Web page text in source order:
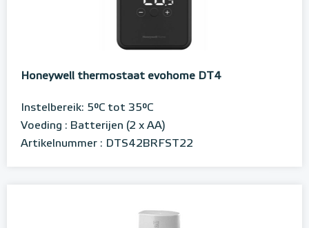
Honeywell thermostaat evohome DT4
Instelbereik: 5°C tot 35°C
Voeding : Batterijen (2 x AA)
Artikelnummer : DTS42BRFST22